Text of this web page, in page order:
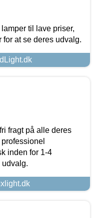
til lave priser,
for at se deres udvalg.
fragt på alle deres
inden for 1-4
udvalg.